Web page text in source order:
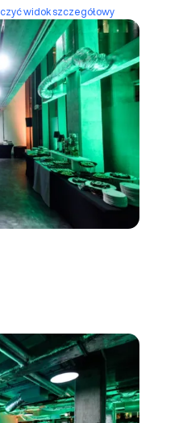
widok szczegółowy